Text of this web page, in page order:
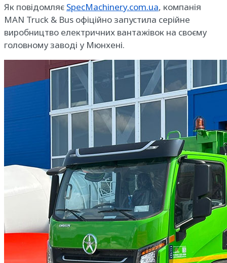
Як повідомляє SpecMachinery.com.ua, компанія
MAN Truck & Bus офіційно запустила серійне
виробництво електричних вантажівок на своєму
головному заводі у Мюнхені.